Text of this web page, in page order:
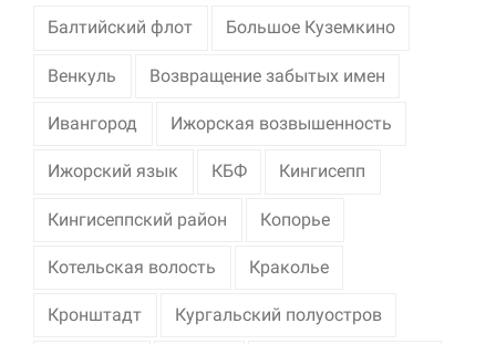
Балтийский флот Большое Куземкино
Венкуль Возвращение забытых имен
Ивангород Ижорская возвышенность
Ижорский язык КБФ Кингисепп
Кингисеппский район Копорье
Котельская волость Краколье
Кронштадт Кургальский полуостров